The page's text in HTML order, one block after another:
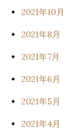
2021年10月
2021年8月
2021年7月
2021年6月
2021年5月
2021年4月